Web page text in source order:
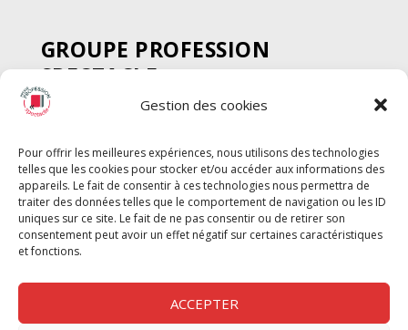
Gestion des cookies
Pour offrir les meilleures expériences, nous utilisons des technologies
telles que les cookies pour stocker et/ou accéder aux informations des
appareils. Le fait de consentir à ces technologies nous permettra de
traiter des données telles que le comportement de navigation ou les ID
uniques sur ce site. Le fait de ne pas consentir ou de retirer son
consentement peut avoir un effet négatif sur certaines caractéristiques
et fonctions.
ACCEPTER
GROUPE PROFESSION
SPECTACLE
Chèque Intermittents
Chèque Compta
Chèque Emploi Spectacle
G-Pods
Profession Audio-visuel